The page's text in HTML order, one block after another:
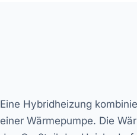
Eine Hybridheizung
einer Wärmepumpe. Die